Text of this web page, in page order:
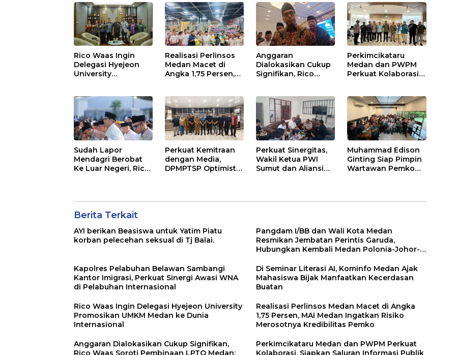
Medan Polonia-
Johor-Maimun
Pelabuhan
Internasional
Rico Waas Ingin
Delegasi Hyejeon
University
Internasional
Realisasi Perlinsos
Medan Macet di
Angka 1,75 Persen,
Kredibilitas Pemko
Anggaran
Dialokasikan Cukup
Signifikan, Rico
Medan: Isyaratkan
Evaluasi Kinerja
Pengurus Harian
Perkimcikataru
Medan dan PWPM
Perkuat Kolaborasi,
Sudah Lapor
Mendagri Berobat
Ke Luar Negeri, Rico
Perkuat Kemitraan
dengan Media,
DPMPTSP Optimistis
Perkuat Sinergitas,
Wakil Ketua PWI
Sumut dan Aliansi
Muhammad Edison
Ginting Siap Pimpin
Wartawan Pemko
Berita Terkait
AYI berikan Beasiswa untuk Yatim Piatu
korban pelecehan seksual di Tj Balai.
Pangdam I/BB dan Wali Kota Medan
Resmikan Jembatan Perintis Garuda,
Hubungkan Kembali Medan Polonia-Johor-
Kapolres Pelabuhan Belawan Sambangi
Kantor Imigrasi, Perkuat Sinergi Awasi WNA
di Pelabuhan Internasional
Di Seminar Literasi AI, Kominfo Medan Ajak
Mahasiswa Bijak Manfaatkan Kecerdasan
Buatan
Rico Waas Ingin Delegasi Hyejeon University
Promosikan UMKM Medan ke Dunia
Internasional
Realisasi Perlinsos Medan Macet di Angka
1,75 Persen, MAI Medan Ingatkan Risiko
Merosotnya Kredibilitas Pemko
Anggaran Dialokasikan Cukup Signifikan,
Rico Waas Soroti Pembinaan LPTQ Medan:
Perkimcikataru Medan dan PWPM Perkuat
Kolaborasi, Siapkan Saluran Informasi Publik